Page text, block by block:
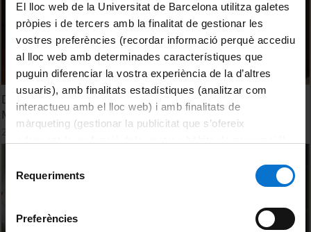
El lloc web de la Universitat de Barcelona utilitza galetes
pròpies i de tercers amb la finalitat de gestionar les
vostres preferències (recordar informació perquè accediu
al lloc web amb determinades característiques que
puguin diferenciar la vostra experiència de la d’altres
usuaris), amb finalitats estadístiques (analitzar com
interactueu amb el lloc web) i amb finalitats de
màrqueting (gestionar la publicitat que s’ofereix
consultar laPolítica de galetes del lloc web de la
Requeriments
Preferències
Diàlegs Alumni - Cures infermeres centrades en la Salut
Mental Positiva
2 abril, 2025